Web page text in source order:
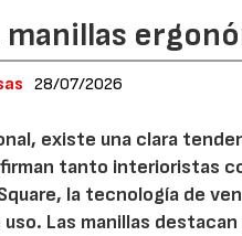
manillas
28/07/2026
existe una clara
tanto interioristas
la tecnología de
Las manillas